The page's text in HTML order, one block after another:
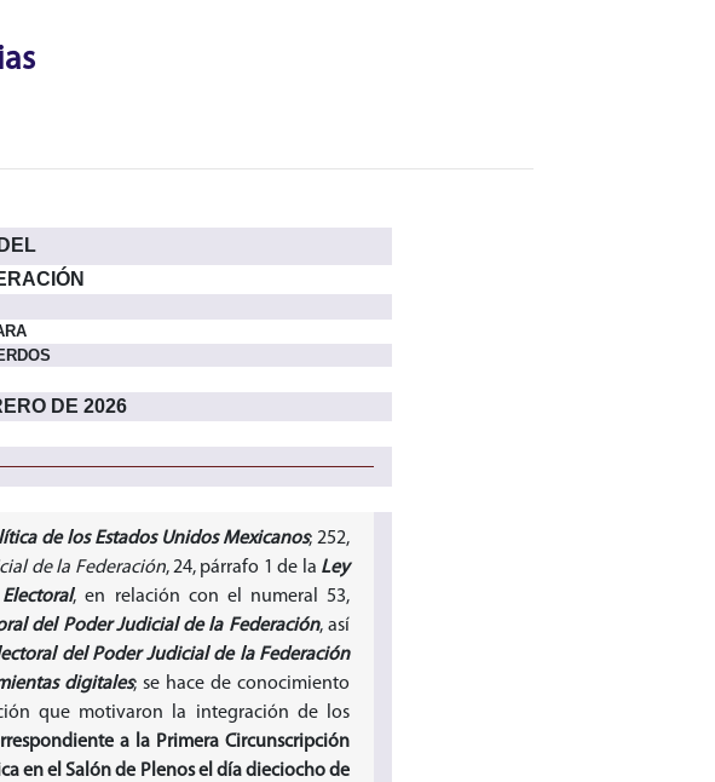
DE 2026
de los Estados Unidos Mexicanos; 252,
de la Federación, 24, párrafo 1 de la Ley
, en relación con el numeral 53,
del Poder Judicial de la Federación, así
del Poder Judicial de la Federación
digitales; se hace de conocimiento
que motivaron la integración de los
a la Primera Circunscripción
en el Salón de Plenos el día dieciocho de